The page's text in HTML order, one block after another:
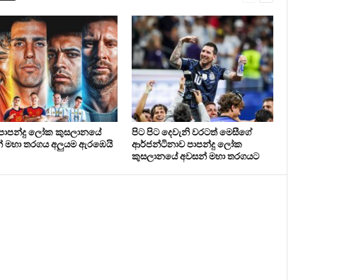
පාපන්දු ලෝක කුසලානයේ
මහා තරගය අලුයම ඇරඹෙයි
පිට පිට දෙවැනි වරටත් මෙසීගේ
ආර්ජන්ටිනාව පාපන්දු ලෝක
කුසලානයේ අවසන් මහා තරගයට